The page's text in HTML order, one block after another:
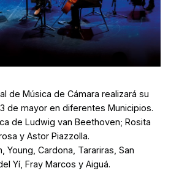
de Música de Cámara realizará su
de mayor en diferentes Municipios.
de Ludwig van Beethoven; Rosita
y Astor Piazzolla.
Young, Cardona, Tarariras, San
Yí, Fray Marcos y Aiguá.